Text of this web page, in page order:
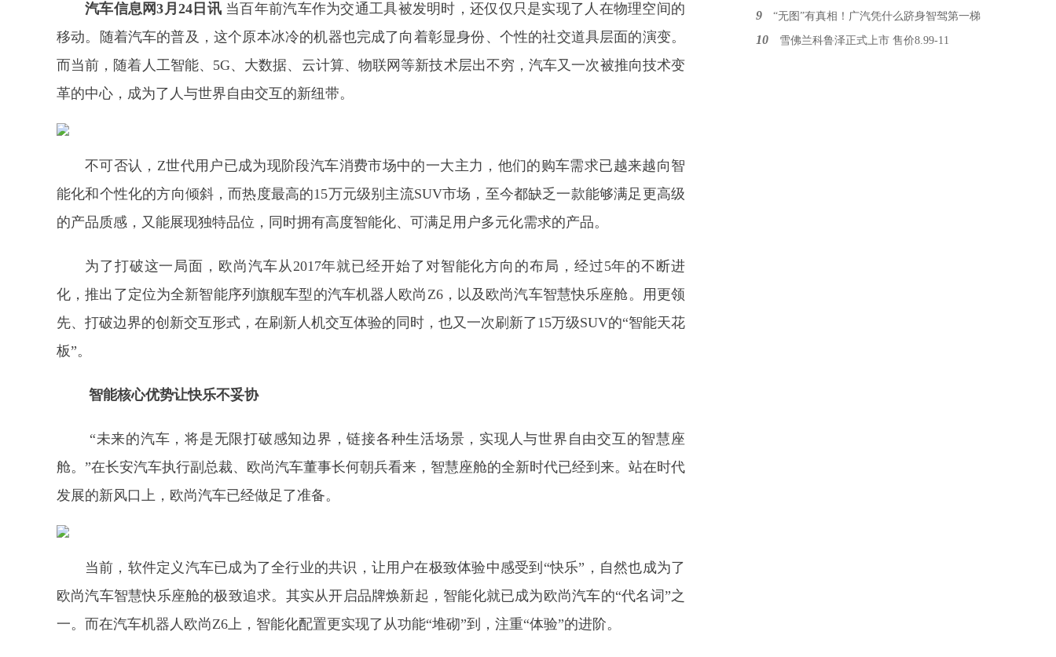
汽车信息网3月24日讯当百年前汽车作为交通工具被发明时，还仅仅只是实现了人在物理空间的
移动。随着汽车的普及，这个原本冰冷的机器也完成了向着彰显身份、个性的社交道具层面的演变。
而当前，随着人工智能、5G、大数据、云计算、物联网等新技术层出不穷，汽车又一次被推向技术变
革的中心，成为了人与世界自由交互的新纽带。
不可否认，Z世代用户已成为现阶段汽车消费市场中的一大主力，他们的购车需求已越来越向智
能化和个性化的方向倾斜，而热度最高的15万元级别主流SUV市场，至今都缺乏一款能够满足更高级
的产品质感，又能展现独特品位，同时拥有高度智能化、可满足用户多元化需求的产品。
为了打破这一局面，欧尚汽车从2017年就已经开始了对智能化方向的布局，经过5年的不断进
化，推出了定位为全新智能序列旗舰车型的汽车机器人欧尚Z6，以及欧尚汽车智慧快乐座舱。用更领
先、打破边界的创新交互形式，在刷新人机交互体验的同时，也又一次刷新了15万级SUV的“智能天花
板”。
智能核心优势让快乐不妥协
“未来的汽车，将是无限打破感知边界，链接各种生活场景，实现人与世界自由交互的智慧座
舱。”在长安汽车执行副总裁、欧尚汽车董事长何朝兵看来，智慧座舱的全新时代已经到来。站在时代
发展的新风口上，欧尚汽车已经做足了准备。
当前，软件定义汽车已成为了全行业的共识，让用户在极致体验中感受到“快乐”，自然也成为了
欧尚汽车智慧快乐座舱的极致追求。其实从开启品牌焕新起，智能化就已成为欧尚汽车的“代名词”之
一。而在汽车机器人欧尚Z6上，智能化配置更实现了从功能“堆砌”到，注重“体验”的进阶。
9 “无图”有真相！广汽凭什么跻身智驾第一梯
10 雪佛兰科鲁泽正式上市 售价8.99-11